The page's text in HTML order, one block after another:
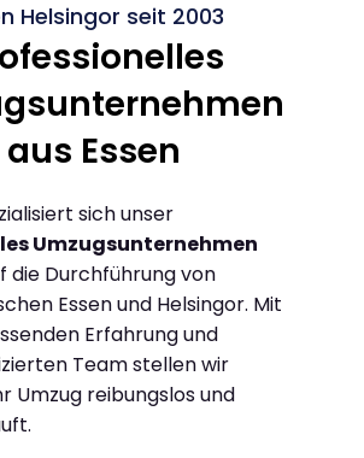
Helsingor seit 2003
aus Essen
sich unser
Umzugsunternehmen
die Durchführung von
Essen und Helsingor. Mit
Erfahrung und
Team stellen wir
Umzug reibungslos und